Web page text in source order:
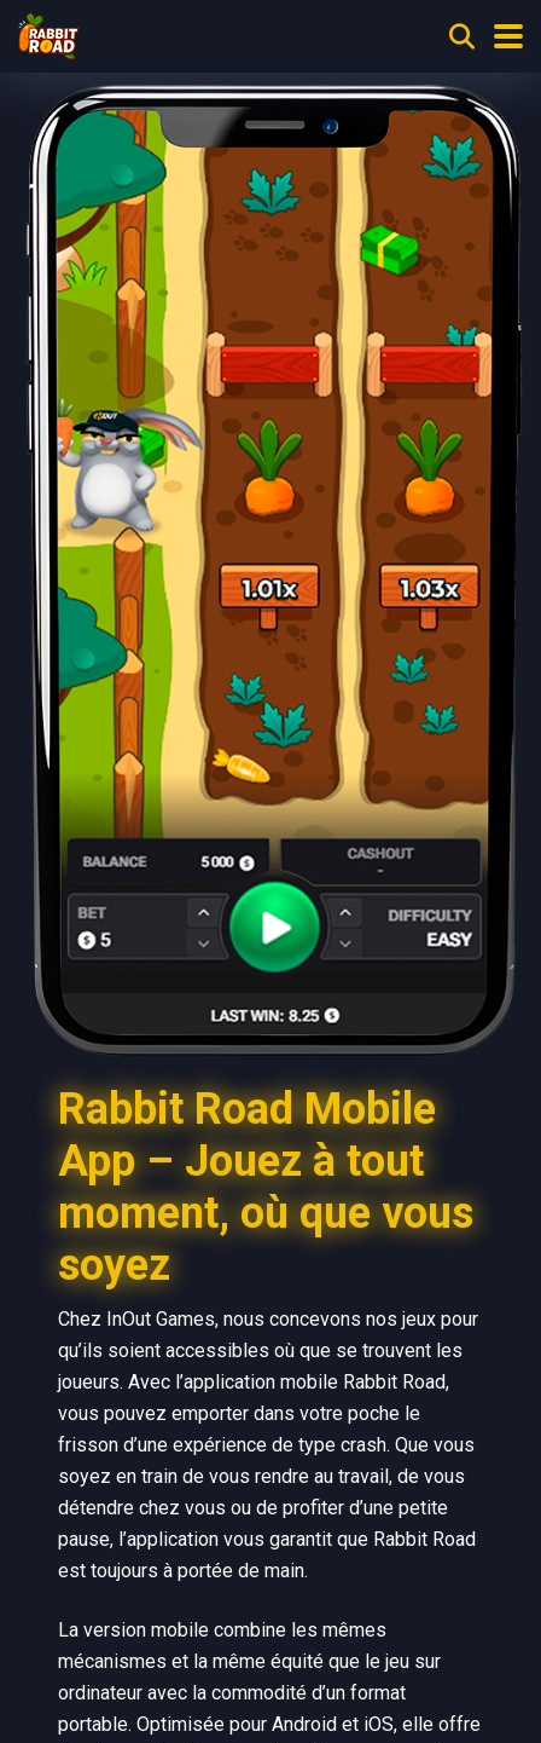
Rabbit Road Mobile
App – Jouez à tout
moment, où que vous
soyez
Chez InOut Games, nous concevons nos jeux pour
qu’ils soient accessibles où que se trouvent les
joueurs. Avec l’application mobile Rabbit Road,
vous pouvez emporter dans votre poche le
frisson d’une expérience de type crash. Que vous
soyez en train de vous rendre au travail, de vous
détendre chez vous ou de profiter d’une petite
pause, l’application vous garantit que Rabbit Road
est toujours à portée de main.
La version mobile combine les mêmes
mécanismes et la même équité que le jeu sur
ordinateur avec la commodité d’un format
portable. Optimisée pour Android et iOS, elle offre